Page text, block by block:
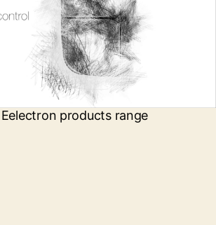
products range